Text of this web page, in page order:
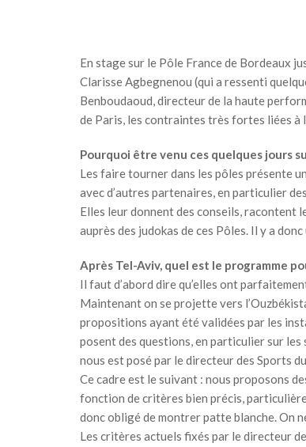
En stage sur le Pôle France de Bordeaux
Clarisse Agbegnenou (qui a ressenti
Benboudaoud, directeur de la haute
de Paris, les contraintes très fortes liées
Pourquoi être venu ces quelques jours
Les faire tourner dans les pôles présente
avec d’autres partenaires, en particulier
Elles leur donnent des conseils, racontent
auprès des judokas de ces Pôles. Il y a
Après Tel-Aviv, quel est le programme
Il faut d’abord dire qu’elles ont
Maintenant on se projette vers
propositions ayant été validées par les
posent des questions, en particulier sur
nous est posé par le directeur des Sports
Ce cadre est le suivant : nous proposons
fonction de critères bien précis,
donc obligé de montrer patte blanche. On
Les critères actuels fixés par le directeur